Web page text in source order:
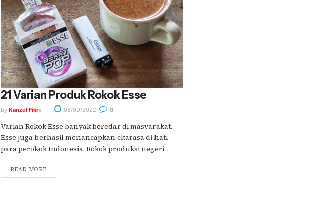
21 Varian Produk Rokok Esse
by Kanzul Fikri 05/09/2022 0
Varian Rokok Esse banyak beredar di masyarakat.
Esse juga berhasil menancapkan citarasa di hati
para perokok Indonesia. Rokok produksi negeri....
READ MORE